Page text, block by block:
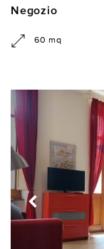
Negozio
60 mq